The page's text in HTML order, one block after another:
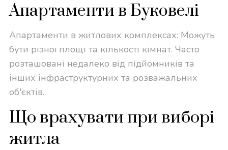
Апартаменти в Буковелі
Апартаменти в житлових комплексах: Можуть
бути різної площі та кількості кімнат. Часто
розташовані недалеко від підйомників та
інших інфраструктурних та розважальних
об'єктів.
Що врахувати при виборі
житла